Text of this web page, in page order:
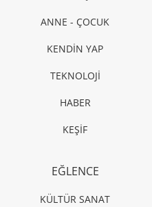
ANNE - ÇOCUK
KENDİN YAP
TEKNOLOJİ
HABER
KEŞİF
EĞLENCE
KÜLTÜR SANAT